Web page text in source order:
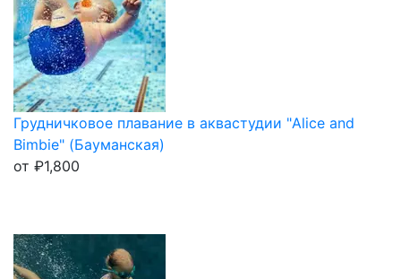
Грудничковое плавание в аквастудии "Alice and
Bimbie" (Бауманская)
от ₽1,800